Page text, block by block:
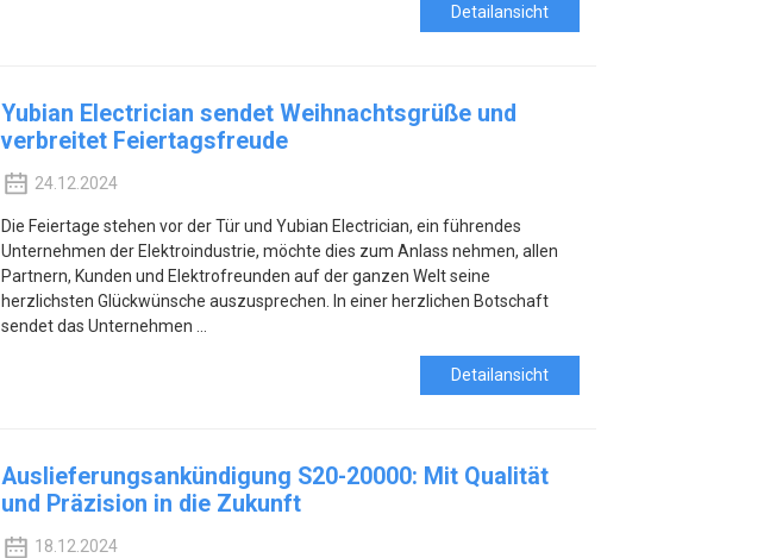
Detailansicht
Yubian Electrician sendet Weihnachtsgrüße und
verbreitet Feiertagsfreude
24.12.2024
Die Feiertage stehen vor der Tür und Yubian Electrician, ein führendes
Unternehmen der Elektroindustrie, möchte dies zum Anlass nehmen, allen
Partnern, Kunden und Elektrofreunden auf der ganzen Welt seine
herzlichsten Glückwünsche auszusprechen. In einer herzlichen Botschaft
sendet das Unternehmen ...
Detailansicht
Auslieferungsankündigung S20-20000: Mit Qualität
und Präzision in die Zukunft
18.12.2024